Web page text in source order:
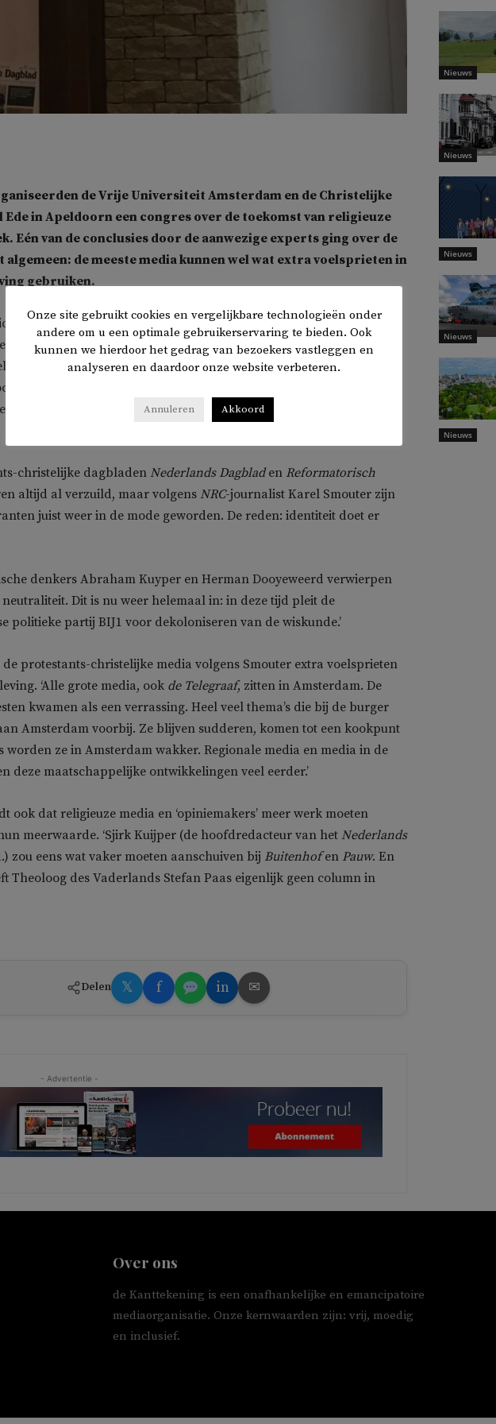
de Vrije Universiteit Amsterdam en de Christelijke
Ede in Apeldoorn een congres over de toekomst van religieuze
Eén van de conclusies door de aanwezige experts ging over de
algemeen: de meeste media kunnen wel wat extra voelsprieten in
gebruiken.
Huub Wijfjes stelt dat media de publieke steeds meer uit het oog
laten zich vaak leiden door algoritmes. Er ontstaan
journalisten en bloggers preken steeds vaker weer voor eigen
media belonen radicaliteit en het bestrijden van
Volgens Wijfjes zorgen deze ontwikkelingen voor een ‘nieuwe
christelijke dagbladen Nederlands Dagbladen Reformatorisch
altijd al verzuild, maar volgens NRC-journalist Karel Smouter zijn
juist weer in de mode geworden. De reden: identiteit doet er
denkers Abraham Kuyper en Herman Dooyeweerd verwierpen
neutraliteit. Dit is nu weer helemaal in: in deze tijd pleit de
politieke partij BIJ1 voor dekoloniseren van de wiskunde.’
de protestants-christelijke media volgens Smouter extra voelsprieten
‘Alle grote media, ook de Telegraaf, zitten in Amsterdam. De
kwamen als een verrassing. Heel veel thema’s die bij de burger
Amsterdam voorbij. Ze blijven sudderen, komen tot een kookpunt
worden ze in Amsterdam wakker. Regionale media en media in de
deze maatschappelijke ontwikkelingen veel eerder.’
ook dat religieuze media en ‘opiniemakers’ meer werk moeten
meerwaarde. ‘Sjirk Kuijper (de hoofdredacteur van het Nederlands
zou eens wat vaker moeten aanschuiven bij Buitenhofen Pauw. En
Theoloog des Vaderlands Stefan Paas eigenlijk geen column in
Delen 𝕏 f in ✉
- Advertentie -
Nieuws
Nieuws
Nieuws
Nieuws
Nieuws
Over ons
de Kanttekening is een onafhankelijke en emancipatoire
mediaorganisatie. Onze kernwaarden zijn: vrij, moedig
en inclusief.
Onze site gebruikt cookies en vergelijkbare technologieën onder
andere om u een optimale gebruikerservaring te bieden. Ook
kunnen we hierdoor het gedrag van bezoekers vastleggen en
analyseren en daardoor onze website verbeteren.
Annuleren Akkoord